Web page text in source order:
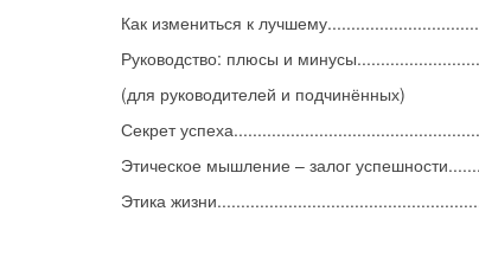
Как измениться к
Руководство: плюсы и
(для руководителей и подчинённых)
Секрет
Этическое мышление – залог
Этика